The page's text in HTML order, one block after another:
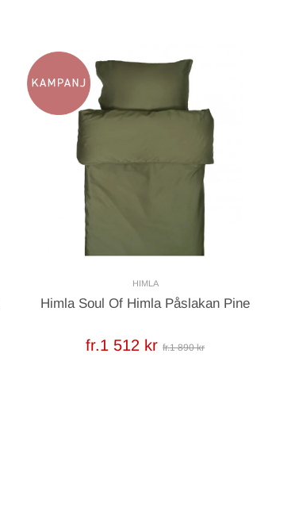
HIMLA
Himla Soul Of Himla Påslakan Pine
fr.1 512 kr fr.1 890 kr